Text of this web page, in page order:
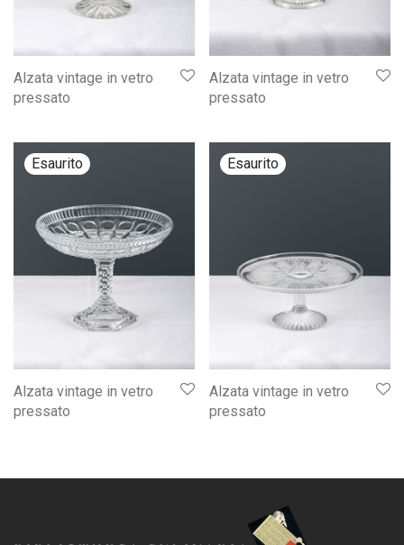
Alzata vintage in vetro
pressato
Alzata vintage in vetro
pressato
Alzata vintage in vetro
pressato
Alzata vintage in vetro
pressato